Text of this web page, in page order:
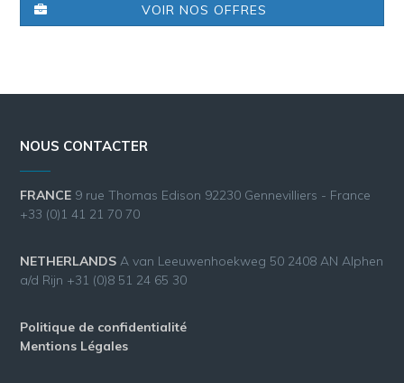
VOIR NOS OFFRES
NOUS CONTACTER
FRANCE 9 rue Thomas Edison 92230 Gennevilliers - France
+33 (0)1 41 21 70 70
NETHERLANDS A van Leeuwenhoekweg 50 2408 AN Alphen
a/d Rijn +31 (0)8 51 24 65 30
Politique de confidentialité
Mentions Légales